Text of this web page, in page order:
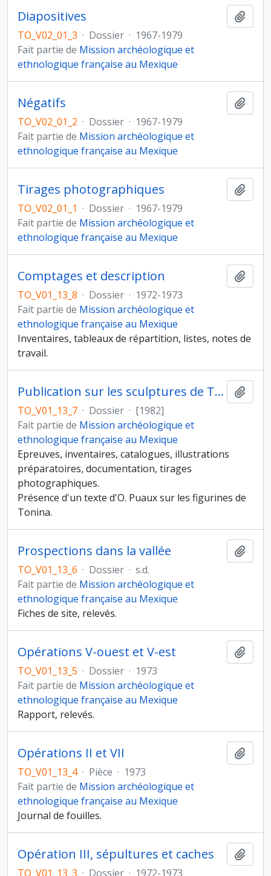
Diapositives
TO_V02_01_3 · Dossier · 1967-1979
Fait partie de Mission archéologique et
ethnologique française au Mexique
Négatifs
TO_V02_01_2 · Dossier · 1967-1979
Fait partie de Mission archéologique et
ethnologique française au Mexique
Tirages photographiques
TO_V02_01_1 · Dossier · 1967-1979
Fait partie de Mission archéologique et
ethnologique française au Mexique
Comptages et description
TO_V01_13_8 · Dossier · 1972-1973
Fait partie de Mission archéologique et
ethnologique française au Mexique
Inventaires, tableaux de répartition, listes, notes de
travail.
Publication sur les sculptures de Tonina, phase 1
TO_V01_13_7 · Dossier · [1982]
Fait partie de Mission archéologique et
ethnologique française au Mexique
Epreuves, inventaires, catalogues, illustrations
préparatoires, documentation, tirages
photographiques.
Présence d'un texte d'O. Puaux sur les figurines de
Tonina.
Prospections dans la vallée
TO_V01_13_6 · Dossier · s.d.
Fait partie de Mission archéologique et
ethnologique française au Mexique
Fiches de site, relevés.
Opérations V-ouest et V-est
TO_V01_13_5 · Dossier · 1973
Fait partie de Mission archéologique et
ethnologique française au Mexique
Rapport, relevés.
Opérations II et VII
TO_V01_13_4 · Pièce · 1973
Fait partie de Mission archéologique et
ethnologique française au Mexique
Journal de fouilles.
Opération III, sépultures et caches
TO_V01_13_3 · Dossier · 1972-1973